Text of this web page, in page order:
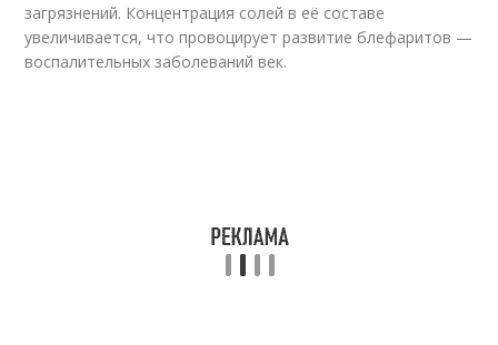
загрязнений. Концентрация солей в её составе
увеличивается, что провоцирует развитие блефаритов —
воспалительных заболеваний век.